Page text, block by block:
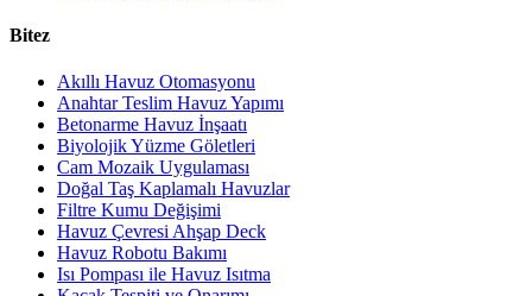
Bitez
Akıllı Havuz Otomasyonu
Anahtar Teslim Havuz Yapımı
Betonarme Havuz İnşaatı
Biyolojik Yüzme Göletleri
Cam Mozaik Uygulaması
Doğal Taş Kaplamalı Havuzlar
Filtre Kumu Değişimi
Havuz Çevresi Ahşap Deck
Havuz Robotu Bakımı
Isı Pompası ile Havuz Isıtma